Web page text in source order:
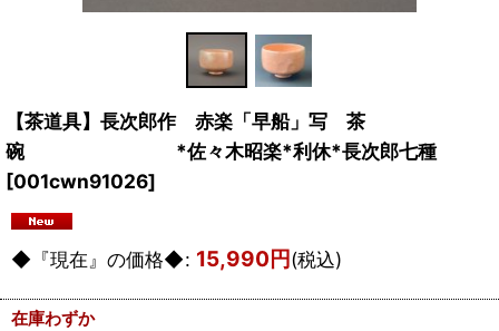
【茶道具】長次郎作 赤楽「早船」写 茶
碗 *佐々木昭楽*利休*長次郎七種
[001cwn91026]
◆『現在』の価格◆: 15,990 円(税込)
在庫わずか